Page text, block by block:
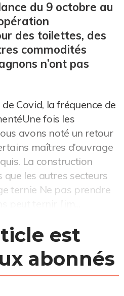
du 9 octobre au
des toilettes, des
commodités
n’ont pas
Covid, la fréquence de
fois les
avons noté un retour
maîtres d’ouvrage
La construction
les autres secteurs
ternie Ne pas prendre
est
abonnés